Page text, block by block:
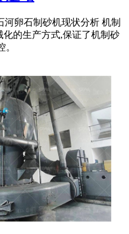
河卵石制砂机现状分析 机制
的生产方式,保证了机制砂